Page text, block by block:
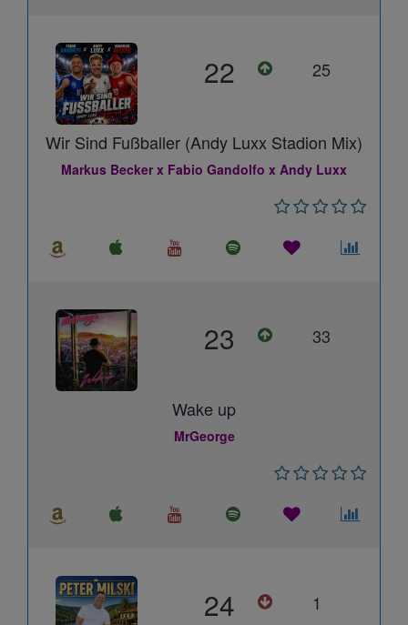
22 25
Wir Sind Fußballer (Andy Luxx Stadion Mix)
Markus Becker x Fabio Gandolfo x Andy Luxx
23 33
Wake up
MrGeorge
24 1